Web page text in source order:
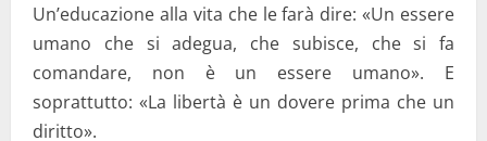
Un’educazione alla vita che le farà dire: «Un essere
umano che si adegua, che subisce, che si fa
comandare, non è un essere umano». E
soprattutto: «La libertà è un dovere prima che un
diritto».